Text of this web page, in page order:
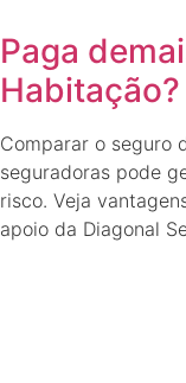
Paga
Habitação?
Comparar o seguro
seguradoras pode
risco. Veja
apoio da Diagonal